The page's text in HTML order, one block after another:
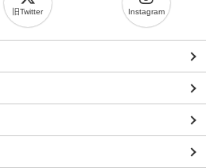
旧Twitter Instagram